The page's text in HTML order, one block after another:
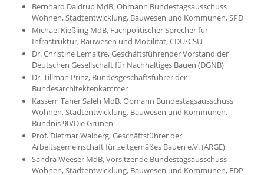
Bernhard Daldrup MdB, Obmann Bundestagsausschuss
Wohnen, Stadtentwicklung, Bauwesen und Kommunen, SPD
Michael Kießling MdB, Fachpolitischer Sprecher für
Infrastruktur, Bauwesen und Mobilität, CDU/CSU
Dr. Christine Lemaitre, Geschäftsführender Vorstand der
Deutschen Gesellschaft für Nachhaltiges Bauen (DGNB)
Dr. Tillman Prinz, Bundesgeschäftsführer der
Bundesarchitektenkammer
Kassem Taher Saleh MdB, Obmann Bundestagsausschuss
Wohnen, Stadtentwicklung, Bauwesen und Kommunen,
Bündnis 90/Die Grünen
Prof. Dietmar Walberg, Geschäftsführer der
Arbeitsgemeinschaft für zeitgemäßes Bauen e.V. (ARGE)
Sandra Weeser MdB, Vorsitzende Bundestagsausschuss
Wohnen, Stadtentwicklung, Bauwesen und Kommunen, FDP